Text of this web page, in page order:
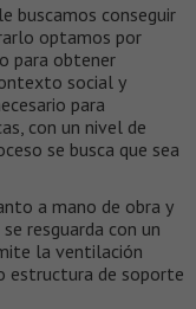
buscamos conseguir
optamos por
para obtener
social y
para
con un nivel de
se busca que sea
a mano de obra y
resguarda con un
la ventilación
estructura de soporte